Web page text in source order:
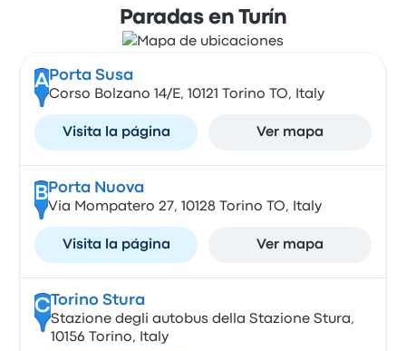
Paradas en Turín
A Porta Susa
Corso Bolzano 14/E, 10121 Torino TO, Italy
Visita la página Ver mapa
B Porta Nuova
Via Mompatero 27, 10128 Torino TO, Italy
Visita la página Ver mapa
CTorino Stura
Stazione degli autobus della Stazione Stura,
10156 Torino, Italy